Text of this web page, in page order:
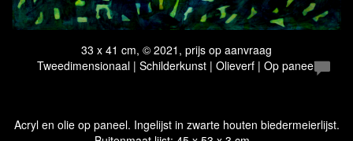
33 x 41 cm, © 2021, prijs op aanvraag
Tweedimensionaal | Schilderkunst | Olieverf | Op paneel
Acryl en olie op paneel. Ingelijst in zwarte houten biedermeierlijst.